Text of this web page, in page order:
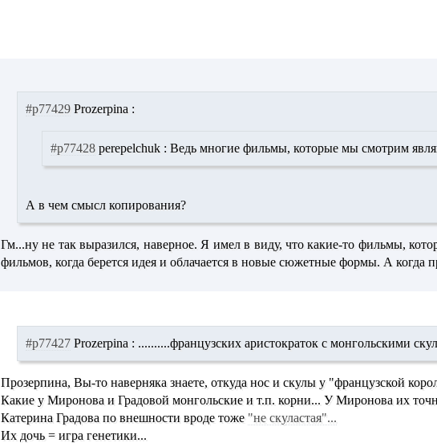
#p77429 Prozerpina :
#p77428 perepelchuk : Ведь многие фильмы, которые мы смотрим
А в чем смысл копирования?
Гм...ну не так выразился, наверное. Я имел в виду, что какие-то фильмы,
фильмов, когда берется идея и облачается в новые сюжетные формы. А когда
#p77427 Prozerpina : ..........французских аристократок с монгольскими
Прозерпина, Вы-то наверняка знаете, откуда нос и скулы у "французской
Какие у Миронова и Градовой монгольские и т.п. корни... У Миронова их
Катерина Градова по внешности вроде тоже "не скуластая"...
Их дочь = игра генетики...